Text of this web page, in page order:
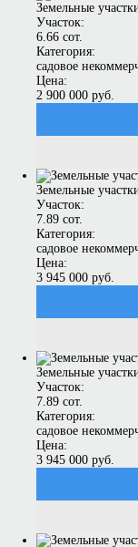
Земельные
Участок:
6.66 сот.
Категория:
садовое
Цена:
2 900 000 руб.
Земельные
Участок:
7.89 сот.
Категория:
садовое
Цена:
3 945 000 руб.
Земельные
Участок:
7.89 сот.
Категория:
садовое
Цена:
3 945 000 руб.